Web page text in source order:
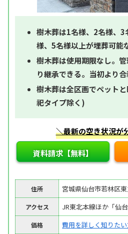
樹木葬は1名様、2名様、3
様、5名様以上が埋葬可能
樹木葬は使用期限なし。
り継承できる。当初より
樹木葬は全区画でペット
祀タイプ除く)
＼最新の空き状況が
資料請求【無料】
住所 宮城県仙台市若林区
アクセス JR東北本線ほか「仙
価格 費用を詳しく知りた